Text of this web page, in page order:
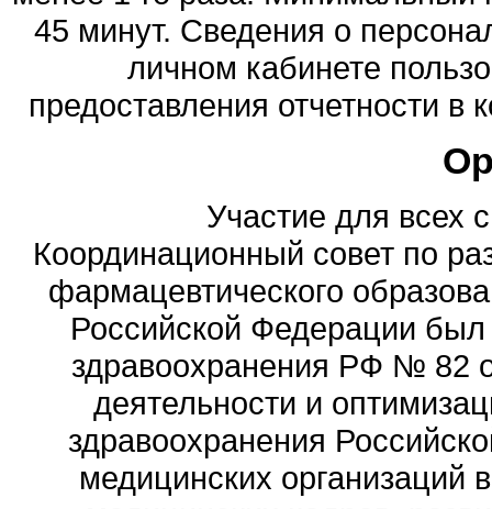
45 минут. Сведения о
личном кабинете
предоставления отчетности
Участие для всех
Координационный совет по
фармацевтического
Российской Федерации
здравоохранения РФ № 82
деятельности и
здравоохранения
медицинских